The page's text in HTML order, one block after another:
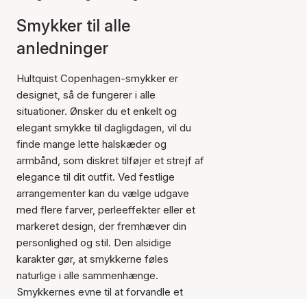
Smykker til alle
anledninger
Hultquist Copenhagen-smykker er
designet, så de fungerer i alle
situationer. Ønsker du et enkelt og
elegant smykke til dagligdagen, vil du
finde mange lette halskæder og
armbånd, som diskret tilføjer et strejf af
elegance til dit outfit. Ved festlige
arrangementer kan du vælge udgave
med flere farver, perleeffekter eller et
markeret design, der fremhæver din
personlighed og stil. Den alsidige
karakter gør, at smykkerne føles
naturlige i alle sammenhænge.
Smykkernes evne til at forvandle et